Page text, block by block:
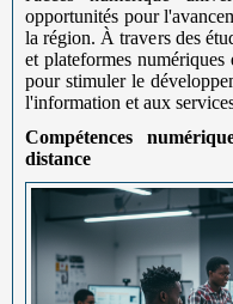
opportunités pour
la région. À travers des
et plateformes numériques
pour stimuler le
l'information et aux
Compétences
distance